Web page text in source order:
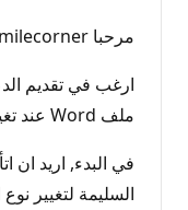
مرحبا Smilecorner
ارغب في تقديم
ملف Word عند تغييره ل PDF
في البدء, اريد ان
السليمة لتغيير